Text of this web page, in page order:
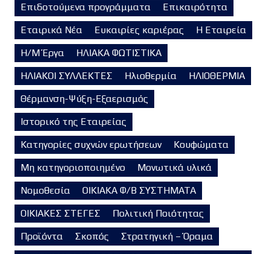
Επιδοτούμενα προγράμματα
Επικαιρότητα
Εταιρικά Νέα
Ευκαιρίες καριέρας
Η Εταιρεία
Η/Μ Έργα
ΗΛΙΑΚΑ ΦΩΤΙΣΤΙΚΑ
ΗΛΙΑΚΟΙ ΣΥΛΛΕΚΤΕΣ
Ηλιοθερμία
ΗΛΙΟΘΕΡΜΙΑ
Θέρμανση-Ψύξη-Εξαερισμός
Ιστορικό της Εταιρείας
Κατηγορίες συχνών ερωτήσεων
Κουφώματα
Μη κατηγοριοποιημένο
Μονωτικά υλικά
Νομοθεσία
ΟΙΚΙΑΚΑ Φ/Β ΣΥΣΤΗΜΑΤΑ
ΟΙΚΙΑΚΕΣ ΣΤΕΓΕΣ
Πολιτική Ποιότητας
Προϊόντα
Σκοπός
Στρατηγική – Όραμα